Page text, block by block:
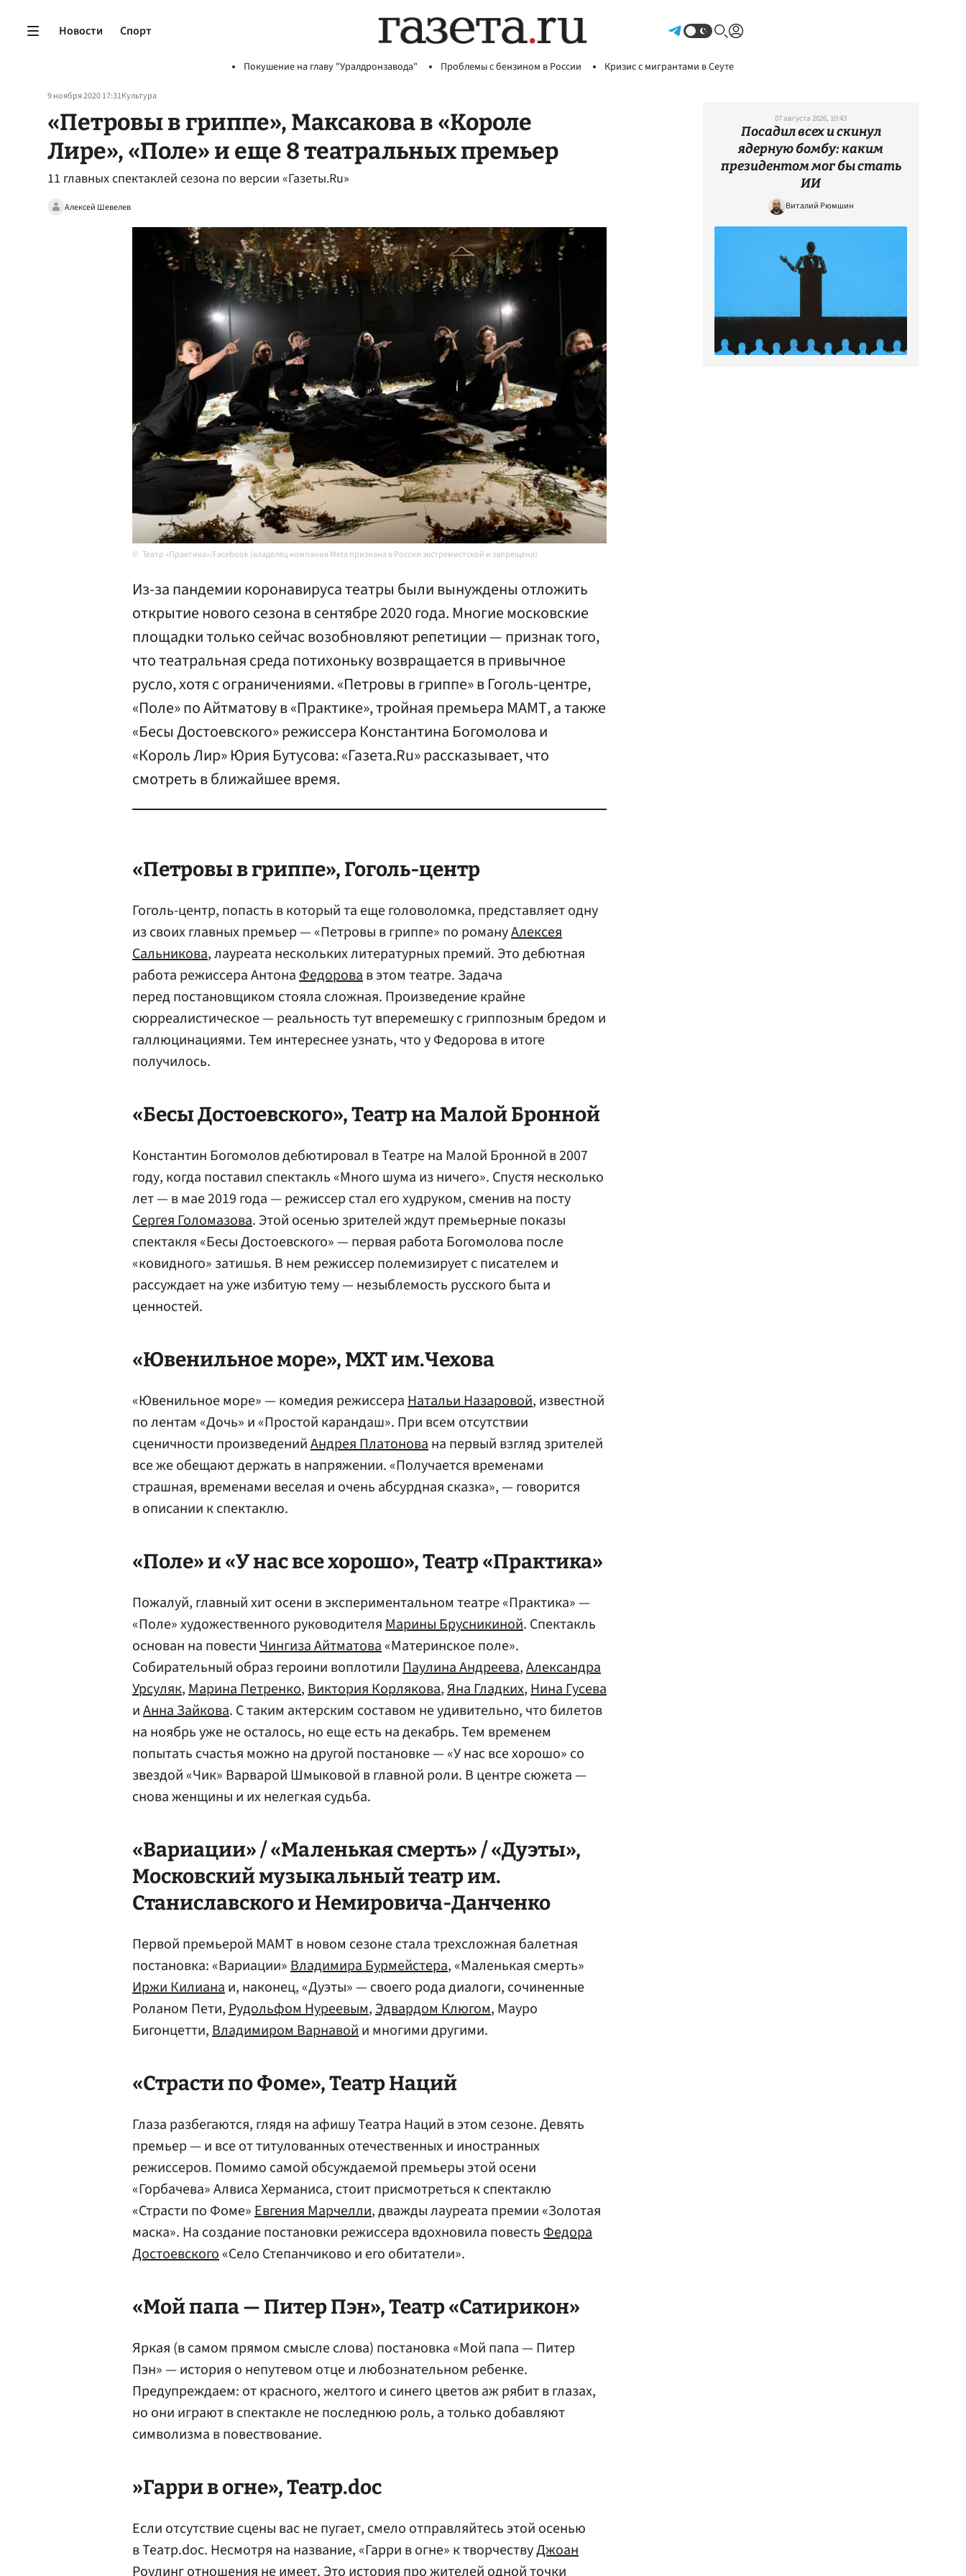
Новости Спорт
Покушение на главу "Уралдронзавода" Проблемы с бензином в России Кризис с мигрантами в Сеуте
9 ноября 2020 17:31Культура
«Петровы в гриппе», Максакова в «Короле
Лире», «Поле» и еще 8 театральных премьер
11 главных спектаклей сезона по версии «Газеты.Ru»
Алексей Шевелев
Театр «Практика»/Facebook (владелец компания Meta признана в России экстремистской и запрещена)
Из-за пандемии коронавируса театры были вынуждены отложить
открытие нового сезона в сентябре 2020 года. Многие московские
площадки только сейчас возобновляют репетиции — признак того,
что театральная среда потихоньку возвращается в привычное
русло, хотя с ограничениями. «Петровы в гриппе» в Гоголь-центре,
«Поле» по Айтматову в «Практике», тройная премьера МАМТ, а также
«Бесы Достоевского» режиссера Константина Богомолова и
«Король Лир» Юрия Бутусова: «Газета.Ru» рассказывает, что
смотреть в ближайшее время.
«Петровы в гриппе», Гоголь-центр
Гоголь-центр, попасть в который та еще головоломка, представляет одну
из своих главных премьер — «Петровы в гриппе» по романуАлексея
Сальникова, лауреата нескольких литературных премий. Это дебютная
работа режиссера АнтонаФедоровав этом театре. Задача
перед постановщиком стояла сложная. Произведение крайне
сюрреалистическое — реальность тут вперемешку с гриппозным бредом и
галлюцинациями. Тем интереснее узнать, что у Федорова в итоге
получилось.
«Бесы Достоевского», Театр на Малой Бронной
Константин Богомолов дебютировал в Театре на Малой Бронной в 2007
году, когда поставил спектакль «Много шума из ничего». Спустя несколько
лет — в мае 2019 года — режиссер стал его худруком, сменив на посту
Сергея Голомазова. Этой осенью зрителей ждут премьерные показы
спектакля «Бесы Достоевского» — первая работа Богомолова после
«ковидного» затишья. В нем режиссер полемизирует с писателем и
рассуждает на уже избитую тему — незыблемость русского быта и
ценностей.
«Ювенильное море», МХТ им.Чехова
«Ювенильное море» — комедия режиссераНатальи Назаровой, известной
по лентам «Дочь» и «Простой карандаш». При всем отсутствии
сценичности произведенийАндрея Платонована первый взгляд зрителей
все же обещают держать в напряжении. «Получается временами
страшная, временами веселая и очень абсурдная сказка», — говорится
в описании к спектаклю.
«Поле» и «У нас все хорошо», Театр «Практика»
Пожалуй, главный хит осени в экспериментальном театре «Практика» —
«Поле» художественного руководителяМарины Брусникиной. Спектакль
основан на повестиЧингиза Айтматова«Материнское поле».
Собирательный образ героини воплотилиПаулина Андреева,Александра
Урсуляк,Марина Петренко,Виктория Корлякова,Яна Гладких,Нина Гусева
иАнна Зайкова. С таким актерским составом не удивительно, что билетов
на ноябрь уже не осталось, но еще есть на декабрь. Тем временем
попытать счастья можно на другой постановке — «У нас все хорошо» со
звездой «Чик» Варварой Шмыковой в главной роли. В центре сюжета —
снова женщины и их нелегкая судьба.
«Вариации» / «Маленькая смерть» / «Дуэты»,
Московский музыкальный театр им.
Станиславского и Немировича-Данченко
Первой премьерой МАМТ в новом сезоне стала трехсложная балетная
постановка: «Вариации»Владимира Бурмейстера, «Маленькая смерть»
Иржи Килианаи, наконец, «Дуэты» — своего рода диалоги, сочиненные
Роланом Пети,Рудольфом Нуреевым,Эдвардом Клюгом, Мауро
Бигонцетти,Владимиром Варнавойи многими другими.
«Страсти по Фоме», Театр Наций
Глаза разбегаются, глядя на афишу Театра Наций в этом сезоне. Девять
премьер — и все от титулованных отечественных и иностранных
режиссеров. Помимо самой обсуждаемой премьеры этой осени
«Горбачева» Алвиса Херманиса, стоит присмотреться к спектаклю
«Страсти по Фоме»Евгения Марчелли, дважды лауреата премии «Золотая
маска». На создание постановки режиссера вдохновила повестьФедора
Достоевского«Село Степанчиково и его обитатели».
«Мой папа — Питер Пэн», Театр «Сатирикон»
Яркая (в самом прямом смысле слова) постановка «Мой папа — Питер
Пэн» — история о непутевом отце и любознательном ребенке.
Предупреждаем: от красного, желтого и синего цветов аж рябит в глазах,
но они играют в спектакле не последнюю роль, а только добавляют
символизма в повествование.
»Гаррив огне», Театр.doc
Если отсутствие сцены вас не пугает, смело отправляйтесь этой осенью
в Театр.doc. Несмотря на название, «Гарри в огне» к творчествуДжоан
Роулинготношения не имеет. Это история про жителей одной точки
07 августа 2026, 10:43
Посадил всех и скинул
ядерную бомбу: каким
президентом мог бы стать
ИИ
Виталий Рюмшин